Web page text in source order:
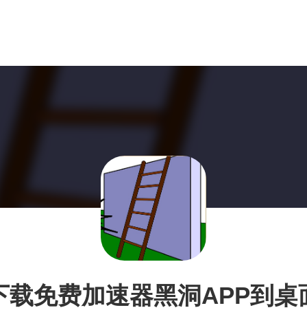
载免费加速器黑洞APP到桌